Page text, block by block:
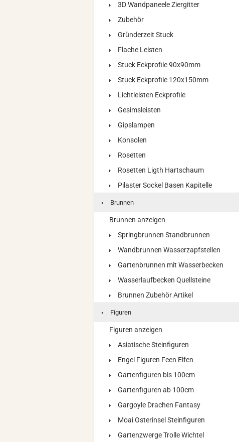
3D Wandpaneele Ziergitter
Zubehör
Gründerzeit Stuck
Flache Leisten
Stuck Eckprofile 90x90mm
Stuck Eckprofile 120x150mm
Lichtleisten Eckprofile
Gesimsleisten
Gipslampen
Konsolen
Rosetten
Rosetten Ligth Hartschaum
Pilaster Sockel Basen Kapitelle
Brunnen
Brunnen anzeigen
Springbrunnen Standbrunnen
Wandbrunnen Wasserzapfstellen
Gartenbrunnen mit Wasserbecken
Wasserlaufbecken Quellsteine
Brunnen Zubehör Artikel
Figuren
Figuren anzeigen
Asiatische Steinfiguren
Engel Figuren Feen Elfen
Gartenfiguren bis 100cm
Gartenfiguren ab 100cm
Gargoyle Drachen Fantasy
Moai Osterinsel Steinfiguren
Gartenzwerge Trolle Wichtel